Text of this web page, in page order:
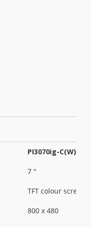
PI3070ig-C(W)
7 "
TFT colour screen
800 x 480